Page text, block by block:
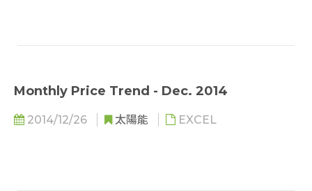
Monthly Price Trend - Dec. 2014
2014/12/26 太陽能 EXCEL